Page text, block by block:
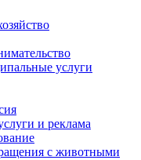
услуги
и реклама
с животными